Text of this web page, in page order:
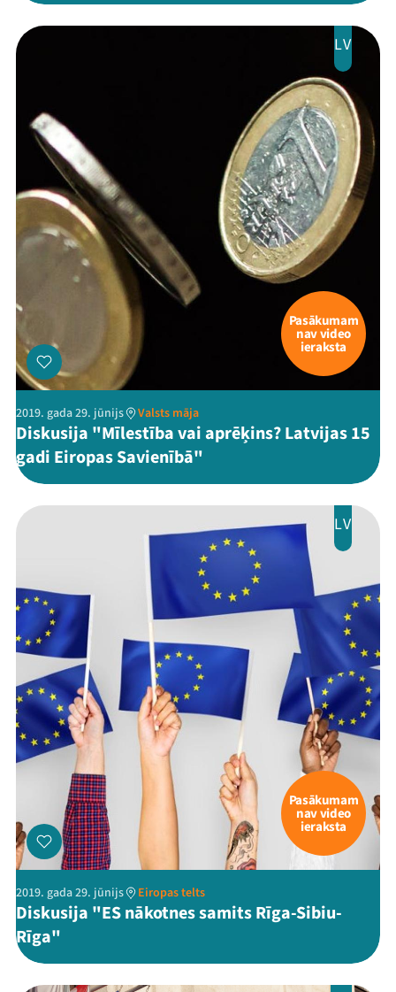
LV
Pasākumam
nav video
ieraksta
2019. gada 29. jūnijs Valsts māja
Diskusija "Mīlestība vai aprēķins? Latvijas 15
gadi Eiropas Savienībā"
LV
Pasākumam
nav video
ieraksta
2019. gada 29. jūnijs Eiropas telts
Diskusija "ES nākotnes samits Rīga-Sibiu-
Rīga"